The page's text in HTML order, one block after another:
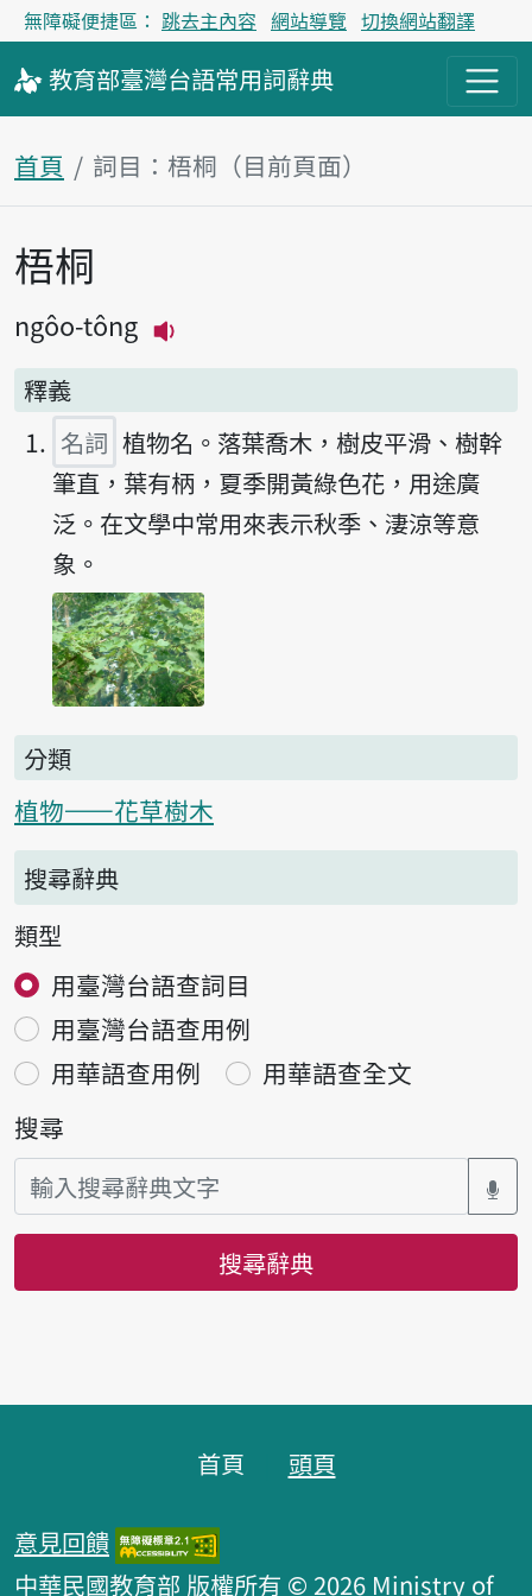
無障礙便捷區： 跳去主內容 網站導覽 切換網站翻譯
教育部臺灣台語常用詞辭典
首頁 詞目：梧桐（目前頁面）
主內容區塊
梧桐
ngôo-tông
釋義
名詞 植物名。落葉喬木，樹皮平滑、樹幹
筆直，葉有柄，夏季開黃綠色花，用途廣
泛。在文學中常用來表示秋季、淒涼等意
象。
分類
植物——花草樹木
搜尋辭典
類型
用臺灣台語查詞目
用臺灣台語查用例
用華語查用例
用華語查全文
搜尋
搜尋辭典
首頁 頭頁
意見回饋
中華民國教育部 版權所有 © 2026 Ministry of